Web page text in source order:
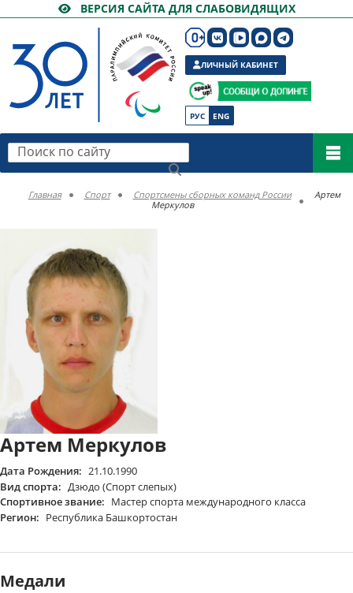
ВЕРСИЯ САЙТА ДЛЯ СЛАБОВИДЯЩИХ
РУС ENG
ЛИЧНЫЙ КАБИНЕТ
Поиск по сайту
Главная Спорт Спортсмены сборных команд России
Артем
Меркулов
Артем Меркулов
Дата Рождения: 21.10.1990
Вид спорта: Дзюдо (Спорт слепых)
Спортивное звание: Мастер спорта международного класса
Регион: Республика Башкортостан
Медали